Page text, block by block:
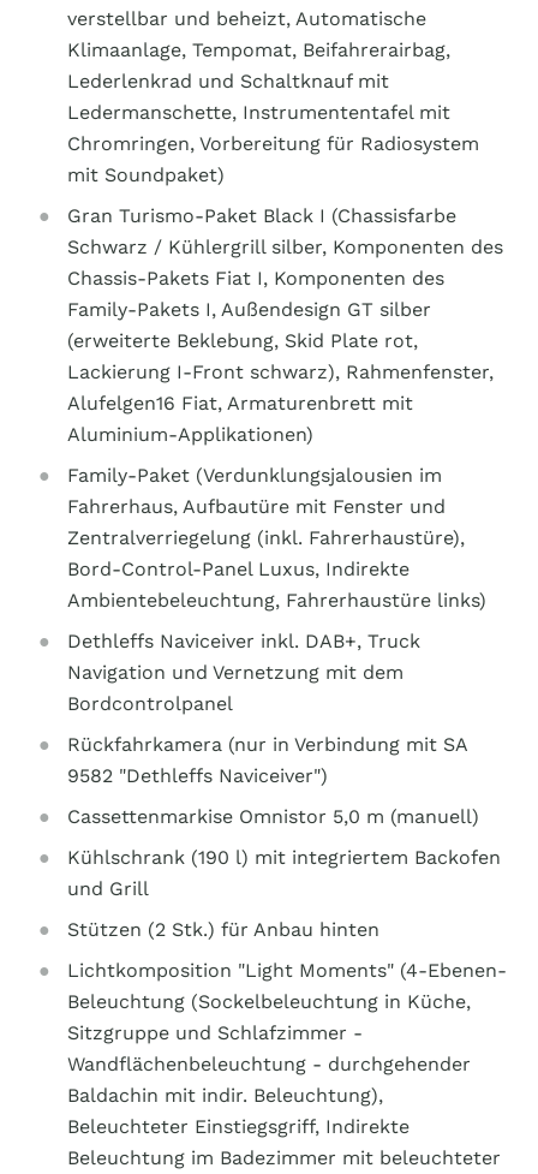
verstellbar und beheizt, Automatische
Klimaanlage, Tempomat, Beifahrerairbag,
Lederlenkrad und Schaltknauf mit
Ledermanschette, Instrumententafel mit
Chromringen, Vorbereitung für Radiosystem
mit Soundpaket)
Gran Turismo-Paket Black I (Chassisfarbe
Schwarz / Kühlergrill silber, Komponenten des
Chassis-Pakets Fiat I, Komponenten des
Family-Pakets I, Außendesign GT silber
(erweiterte Beklebung, Skid Plate rot,
Lackierung I-Front schwarz), Rahmenfenster,
Alufelgen16 Fiat, Armaturenbrett mit
Aluminium-Applikationen)
Family-Paket (Verdunklungsjalousien im
Fahrerhaus, Aufbautüre mit Fenster und
Zentralverriegelung (inkl. Fahrerhaustüre),
Bord-Control-Panel Luxus, Indirekte
Ambientebeleuchtung, Fahrerhaustüre links)
Dethleffs Naviceiver inkl. DAB+, Truck
Navigation und Vernetzung mit dem
Bordcontrolpanel
Rückfahrkamera (nur in Verbindung mit SA
9582 "Dethleffs Naviceiver")
Cassettenmarkise Omnistor 5,0 m (manuell)
Kühlschrank (190 l) mit integriertem Backofen
und Grill
Stützen (2 Stk.) für Anbau hinten
Lichtkomposition "Light Moments" (4-Ebenen-
Beleuchtung (Sockelbeleuchtung in Küche,
Sitzgruppe und Schlafzimmer -
Wandflächenbeleuchtung - durchgehender
Baldachin mit indir. Beleuchtung),
Beleuchteter Einstiegsgriff, Indirekte
Beleuchtung im Badezimmer mit beleuchteter